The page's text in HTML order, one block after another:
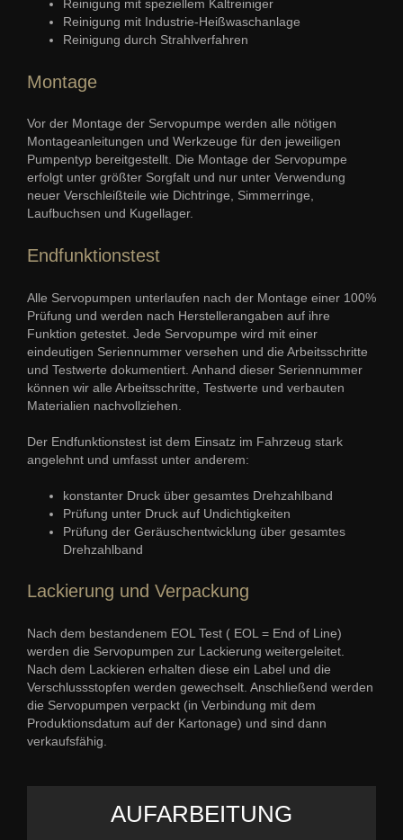
Reinigung mit speziellem Kaltreiniger
Reinigung mit Industrie-Heißwaschanlage
Reinigung durch Strahlverfahren
Montage
Vor der Montage der Servopumpe werden alle nötigen
Montageanleitungen und Werkzeuge für den jeweiligen
Pumpentyp bereitgestellt. Die Montage der Servopumpe
erfolgt unter größter Sorgfalt und nur unter Verwendung
neuer Verschleißteile wie Dichtringe, Simmerringe,
Laufbuchsen und Kugellager.
Endfunktionstest
Alle Servopumpen unterlaufen nach der Montage einer 100%
Prüfung und werden nach Herstellerangaben auf ihre
Funktion getestet. Jede Servopumpe wird mit einer
eindeutigen Seriennummer versehen und die Arbeitsschritte
und Testwerte dokumentiert. Anhand dieser Seriennummer
können wir alle Arbeitsschritte, Testwerte und verbauten
Materialien nachvollziehen.
Der Endfunktionstest ist dem Einsatz im Fahrzeug stark
angelehnt und umfasst unter anderem:
konstanter Druck über gesamtes Drehzahlband
Prüfung unter Druck auf Undichtigkeiten
Prüfung der Geräuschentwicklung über gesamtes
Drehzahlband
Lackierung und Verpackung
Nach dem bestandenem EOL Test ( EOL = End of Line)
werden die Servopumpen zur Lackierung weitergeleitet.
Nach dem Lackieren erhalten diese ein Label und die
Verschlussstopfen werden gewechselt. Anschließend werden
die Servopumpen verpackt (in Verbindung mit dem
Produktionsdatum auf der Kartonage) und sind dann
verkaufsfähig.
AUFARBEITUNG